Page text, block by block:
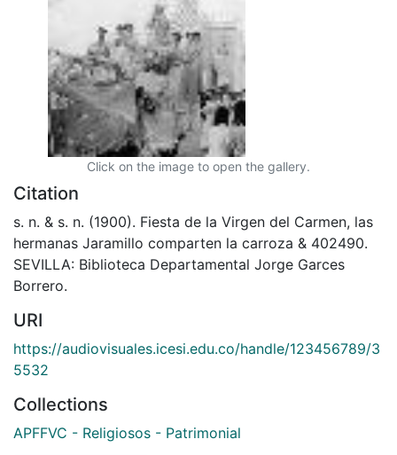
Click on the image to open the gallery.
Citation
s. n. & s. n. (1900). Fiesta de la Virgen del Carmen, las
hermanas Jaramillo comparten la carroza & 402490.
SEVILLA: Biblioteca Departamental Jorge Garces
Borrero.
URI
https://audiovisuales.icesi.edu.co/handle/123456789/3
5532
Collections
APFFVC - Religiosos - Patrimonial